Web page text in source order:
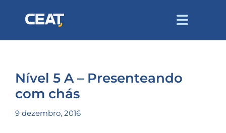
Nível 5 A – Presenteando
com chás
9 dezembro, 2016